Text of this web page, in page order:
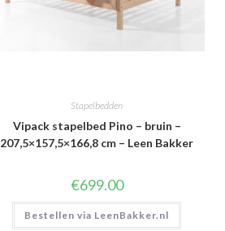
Stapelbedden
Vipack stapelbed Pino – bruin –
207,5×157,5×166,8 cm – Leen Bakker
€699.00
Bestellen via LeenBakker.nl